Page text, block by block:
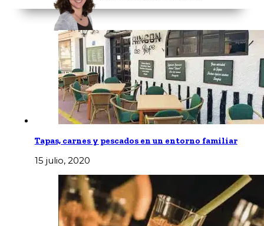
Tapas, carnes y pescados en un entorno familiar
15 julio, 2020